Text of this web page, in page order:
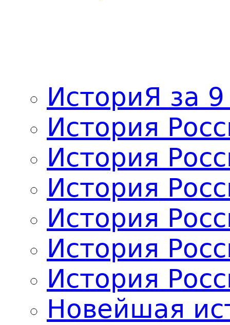
ИсториЯ за
История
История
История
История
История
История
Новейшая